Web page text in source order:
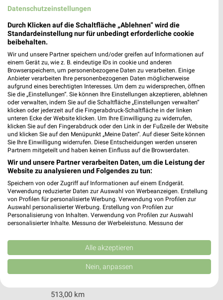
88348 Bad Saulgau
Heute geschlossen
Ernsting's family Pfullingen
Römerstraße 145
72793 Pfullingen
Heute geschlossen
537,70 km
Seewiesenstraße 4
Heute
geschlossen
499,26 km • Angebote: 2 Prospekte
Ernsting's family Kirchheim Teck
Stuttgarter Str. 2
73230 Kirchheim Teck
513,00 km
Datenschutzeinstellungen
Durch Klicken auf die Schaltfläche „Ablehnen“ wird die
Standardeinstellung nur für unbedingt erforderliche cookie
beibehalten.
Wir und unsere Partner speichern und/oder greifen auf Informationen auf
einem Gerät zu, wie z. B. eindeutige IDs in cookie und anderen
Browserspeichern, um personenbezogene Daten zu verarbeiten. Einige
Anbieter verarbeiten Ihre personenbezogenen Daten möglicherweise
aufgrund eines berechtigten Interesses. Um dem zu widersprechen, öffnen
Sie die „Einstellungen“. Sie können Ihre Einstellungen akzeptieren, ablehnen
oder verwalten, indem Sie auf die Schaltfläche „Einstellungen verwalten“
klicken oder jederzeit auf die Fingerabdruck-Schaltfläche in der linken
unteren Ecke der Website klicken. Um Ihre Einwilligung zu widerrufen,
klicken Sie auf den Fingerabdruck oder den Link in der Fußzeile der Website
und klicken Sie auf den Menüpunkt „Meine Daten“. Auf dieser Seite können
Sie Ihre Einwilligung widerrufen. Diese Entscheidungen werden unseren
Partnern mitgeteilt und haben keinen Einfluss auf die Browserdaten.
Wir und unsere Partner verarbeiten Daten, um die Leistung der
Website zu analysieren und Folgendes zu tun:
Speichern von oder Zugriff auf Informationen auf einem Endgerät.
Verwendung reduzierter Daten zur Auswahl von Werbeanzeigen. Erstellung
von Profilen für personalisierte Werbung. Verwendung von Profilen zur
Auswahl personalisierter Werbung. Erstellung von Profilen zur
Personalisierung von Inhalten. Verwendung von Profilen zur Auswahl
personalisierter Inhalte. Messung der Werbeleistung. Messung der
Kombinationen von Daten aus verschiedenen Quellen. Entwicklung und
Verbesserung der Angebote. Verwendung reduzierter Daten zur Auswahl
von Inhalten.
Daten können außerhalb der Europäischen Union weitergegeben und in die
USA gesendet werden.
Website/App.
Alle akzeptieren
Nein, anpassen